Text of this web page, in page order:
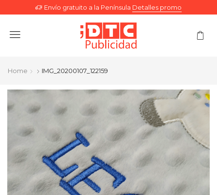
Envío gratuito a la Península Detalles promo
Menu
Home IMG_20200107_122159